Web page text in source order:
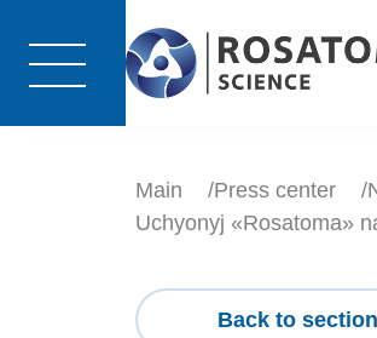
Main Press center
Uchyonyj «Rosatoma»
Back to section